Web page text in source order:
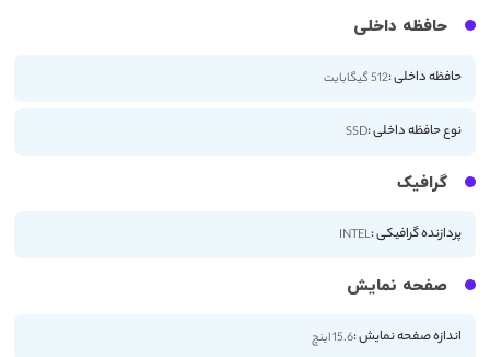
حافظه داخلی
حافظه داخلی :512 گیگابایت
نوع حافظه داخلی :SSD
گرافیک
پردازنده گرافیکی :INTEL
صفحه نمایش
اندازه صفحه نمایش :15.6 اینچ